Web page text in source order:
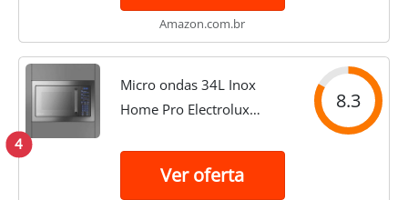
Amazon.com.br
4
Micro ondas 34L Inox
Home Pro Electrolux
8.3
Ver oferta